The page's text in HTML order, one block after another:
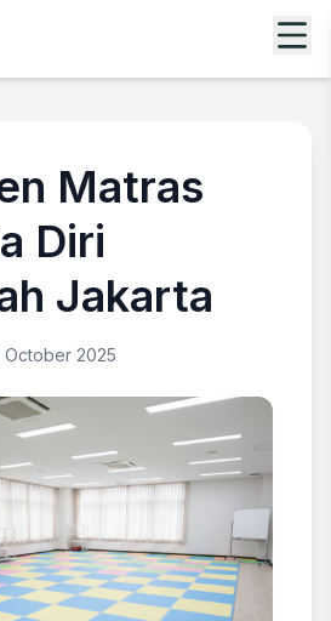
Matras
Diri
Jakarta
October 2025